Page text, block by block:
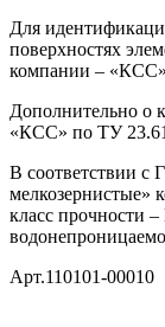
Для
поверхностях
компании –
Дополнительно о
«КСС» по ТУ
В соответствии с
мелкозернистые»
класс прочности
Арт.110101-00010